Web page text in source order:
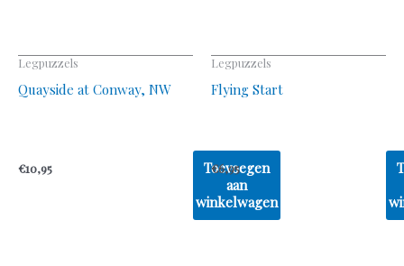
Legpuzzels
Quayside at Conway, NW
€10,95
Toevoegen
aan
winkelwagen
Legpuzzels
Flying Start
€6,95